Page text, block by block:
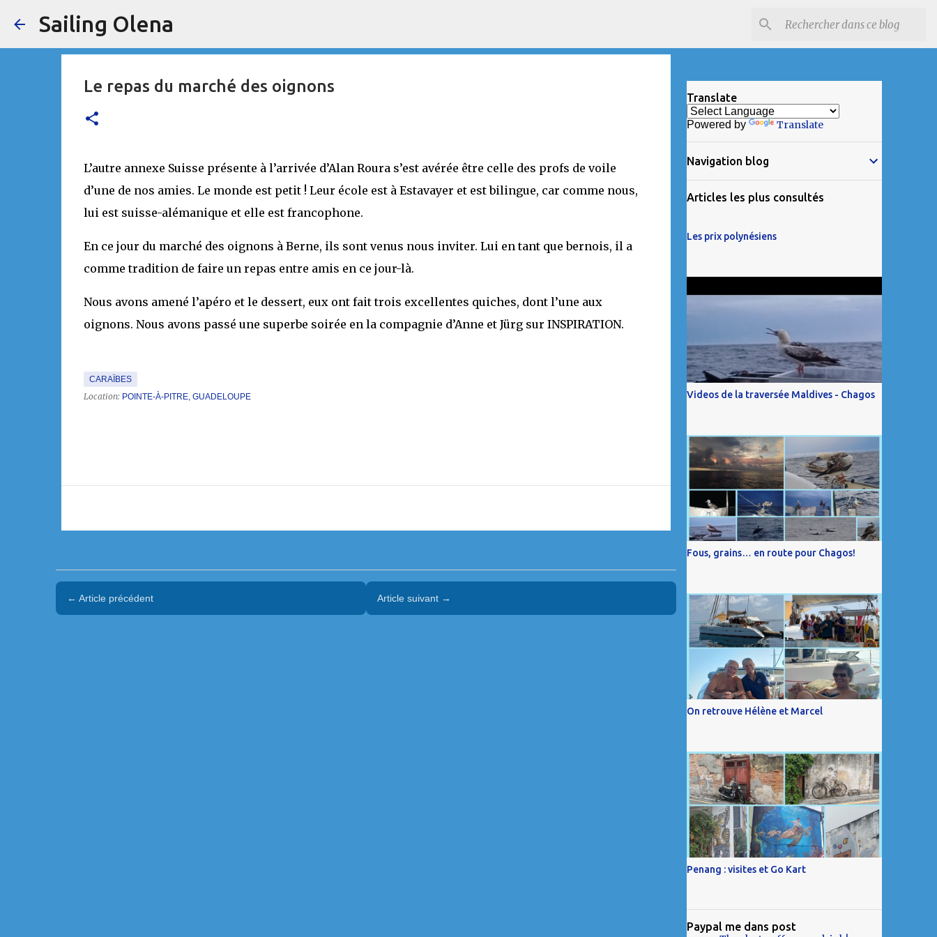
Sailing Olena
Le repas du marché des oignons
L’autre annexe Suisse présente à l’arrivée d’Alan Roura s’est avérée être celle des profs de voile
d’une de nos amies. Le monde est petit ! Leur école est à Estavayer et est bilingue, car comme nous,
lui est suisse-alémanique et elle est francophone.
En ce jour du marché des oignons à Berne, ils sont venus nous inviter. Lui en tant que bernois, il a
comme tradition de faire un repas entre amis en ce jour-là.
Nous avons amené l’apéro et le dessert, eux ont fait trois excellentes quiches, dont l’une aux
oignons. Nous avons passé une superbe soirée en la compagnie d’Anne et Jürg sur INSPIRATION.
CARAÏBES
Location: POINTE-À-PITRE, GUADELOUPE
← Article précédent Article suivant →
Translate
Powered by Translate
Navigation blog
Articles les plus consultés
Les prix polynésiens
Videos de la traversée Maldives - Chagos
Fous, grains… en route pour Chagos!
On retrouve Hélène et Marcel
Penang : visites et Go Kart
Paypal me dans post